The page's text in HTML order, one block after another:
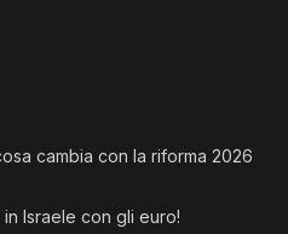
cambia con la riforma 2026
Israele con gli euro!